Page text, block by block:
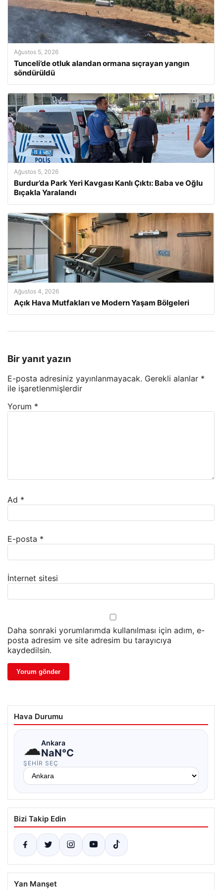
Ağustos 5, 2026
Tunceli’de otluk alandan ormana sıçrayan yangın
söndürüldü
Ağustos 5, 2026
Burdur’da Park Yeri Kavgası Kanlı Çıktı: Baba ve Oğlu
Bıçakla Yaralandı
Ağustos 4, 2026
Açık Hava Mutfakları ve Modern Yaşam Bölgeleri
Bir yanıt yazın
E-posta adresiniz yayınlanmayacak. Gerekli alanlar *
ile işaretlenmişlerdir
Yorum *
Ad *
E-posta *
İnternet sitesi
Daha sonraki yorumlarımda kullanılması için adım, e-
posta adresim ve site adresim bu tarayıcıya
kaydedilsin.
Hava Durumu
☁Ankara
NaN°C
ŞEHIR SEÇ
Bizi Takip Edin
Yan Manşet